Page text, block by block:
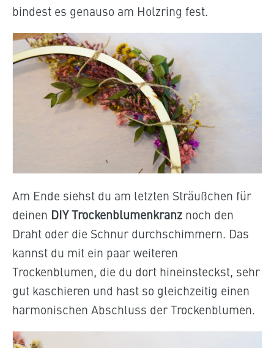
bindest es genauso am Holzring fest.
Am Ende siehst du am letzten Sträußchen für
deinen DIY Trockenblumenkranznoch den
Draht oder die Schnur durchschimmern. Das
kannst du mit ein paar weiteren
Trockenblumen, die du dort hineinsteckst, sehr
gut kaschieren und hast so gleichzeitig einen
harmonischen Abschluss der Trockenblumen.